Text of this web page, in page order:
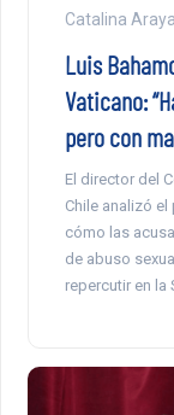
Catalina Araya
Luis
Vaticano:
pero con
El director del
Chile analizó
cómo las
de abuso
repercutir en la